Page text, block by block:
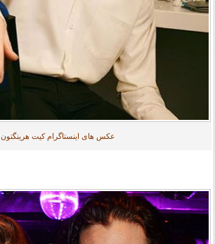
عکس های اینستاگرام کیت هرینگتون